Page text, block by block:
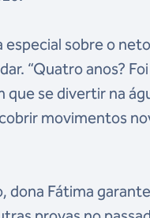
sobre o
“Quatro anos?
se divertir na
movimentos
dona Fátima